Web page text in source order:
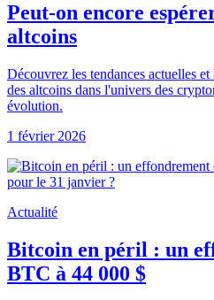
Peut-on encore
altcoins
Découvrez les tendances actuelles
des altcoins dans l'univers des
évolution.
1 février 2026
Actualité
Bitcoin en péril : un
BTC à 44 000 $